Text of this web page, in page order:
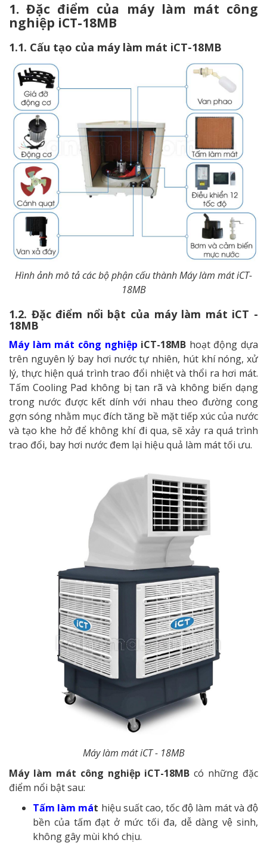
1. Đặc điểm của máy làm mát công
nghiệp iCT-18MB
1.1. Cấu tạo của máy làm mát iCT-18MB
Hình ảnh mô tả các bộ phận cấu thành Máy làm mát iCT-
18MB
1.2. Đặc điểm nổi bật của máy làm mát iCT -
18MB
Máy làm mát công nghiệp iCT-18MB hoạt động dựa
trên nguyên lý bay hơi nước tự nhiên, hút khí nóng, xử
lý, thực hiện quá trình trao đổi nhiệt và thổi ra hơi mát.
Tấm Cooling Pad không bị tan rã và không biến dạng
trong nước được kết dính với nhau theo đường cong
gợn sóng nhằm mục đích tăng bề mặt tiếp xúc của nước
và tạo khe hở để không khí đi qua, sẽ xảy ra quá trình
trao đổi, bay hơi nước đem lại hiệu quả làm mát tối ưu.
Máy làm mát iCT - 18MB
Máy làm mát công nghiệp iCT-18MB có những đặc
điểm nổi bật sau:
Tấm làm mát hiệu suất cao, tốc độ làm mát và độ
bền của tấm đạt ở mức tối đa, dễ dàng vệ sinh,
không gây mùi khó chịu.